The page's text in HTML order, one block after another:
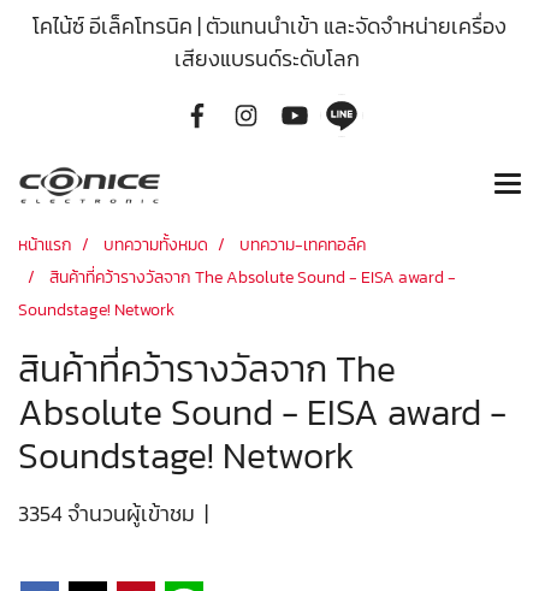
โคไน้ซ์ อีเล็คโทรนิค | ตัวแทนนำเข้า และจัดจำหน่ายเครื่อง
เสียงแบรนด์ระดับโลก
หน้าแรก บทความทั้งหมด
บทความ-เทคทอล์ค
สินค้าที่คว้ารางวัลจาก The Absolute Sound - EISA award -
Soundstage! Network
สินค้าที่คว้ารางวัลจาก The
Absolute Sound - EISA award -
Soundstage! Network
3354 จำนวนผู้เข้าชม |